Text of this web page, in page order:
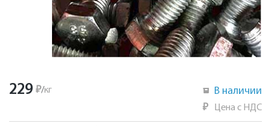
229 ₽/кг В наличии
₽ Цена с НДС